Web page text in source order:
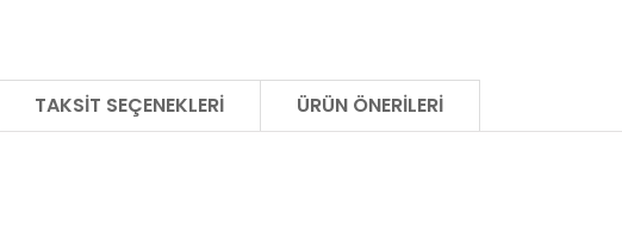
TAKSIT SEÇENEKLERI ÜRÜN ÖNERILERI